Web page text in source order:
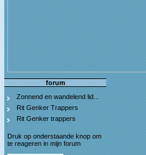
forum
Zonnend en wandelend lid...
Rit Genker Trappers
Rit Genker trappers
Druk op onderstaande knop om
te reageren in mijn forum